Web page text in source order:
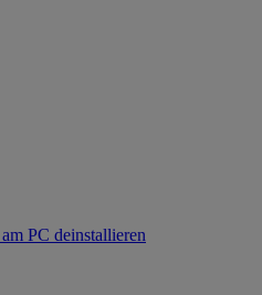
PC deinstallieren